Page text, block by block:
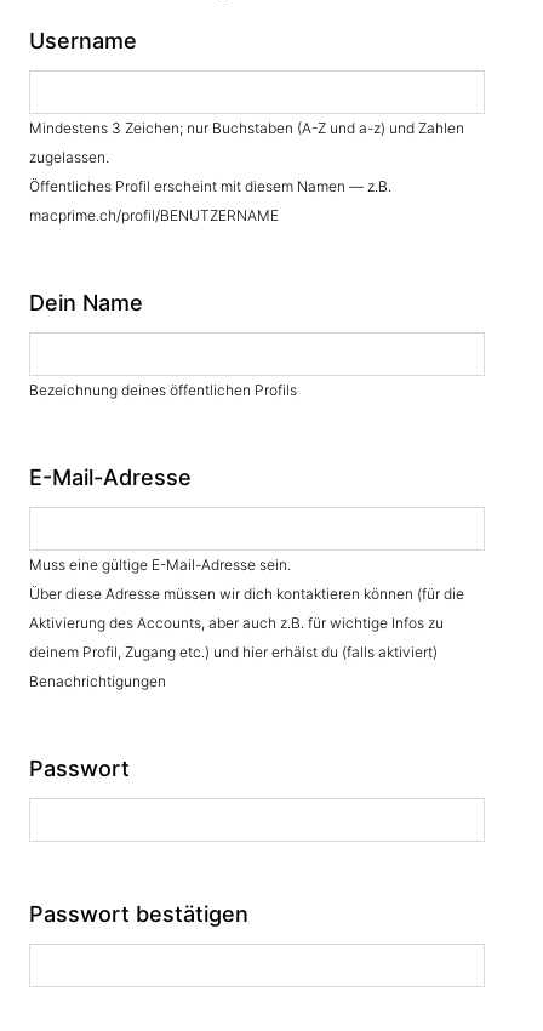
Username
Mindestens 3 Zeichen; nur Buchstaben (A-Z und a-z) und Zahlen
zugelassen.
Öffentliches Profil erscheint mit diesem Namen — z.B.
macprime.ch/profil/BENUTZERNAME
Dein Name
Bezeichnung deines öffentlichen Profils
E-Mail-Adresse
Muss eine gültige E-Mail-Adresse sein.
Über diese Adresse müssen wir dich kontaktieren können (für die
Aktivierung des Accounts, aber auch z.B. für wichtige Infos zu
deinem Profil, Zugang etc.) und hier erhälst du (falls aktiviert)
Benachrichtigungen
Passwort
Passwort bestätigen